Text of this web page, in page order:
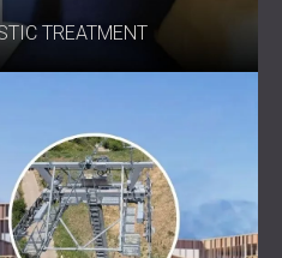
по-новому.
чтобы узнать, как
TREATMENT